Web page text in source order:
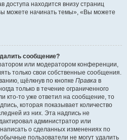
находится внизу страниц
можете начинать темы», «Вы можете
сообщение?
или модератором конференции,
только свои собственные сообщения.
щёлкнув по кнопке Правка в
только в течение ограниченного
кто-то уже ответил на сообщение, то
которая показывает количество
из них. Эта надпись не
администратор или
о сделанных изменениях по
пользователи не могут удалить